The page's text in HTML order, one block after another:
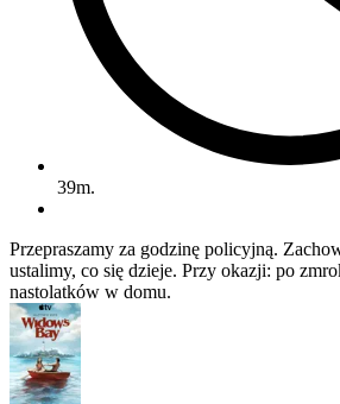
39m.
Przepraszamy za godzinę policyjną.
ustalimy, co się dzieje. Przy okazji: po
nastolatków w domu.